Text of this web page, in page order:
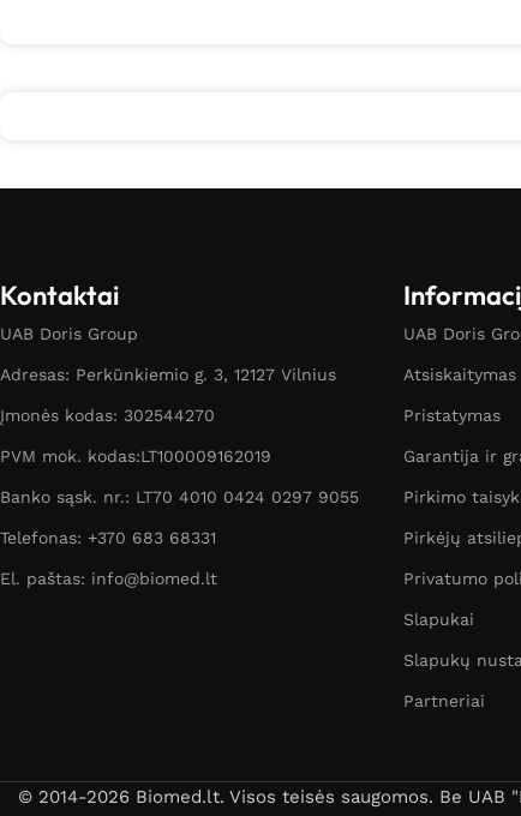
Kontaktai
UAB Doris Group
Adresas: Perkūnkiemio g. 3, 12127 Vilnius
Įmonės kodas: 302544270
PVM mok. kodas:LT100009162019
Banko sąsk. nr.: LT70 4010 0424 0297 9055
Telefonas: +370 683 68331
El. paštas: info@biomed.lt
UAB Doris
Atsiskaitymas
Pristatymas
Garantija ir
Pirkimo
Pirkėjų
Privatumo
Slapukai
Slapukų
Partneriai
© 2014-2026 Biomed.lt. Visos teisės saugomos. Be